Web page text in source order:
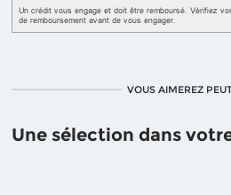
VOUS AIMEREZ
Une sélection dans